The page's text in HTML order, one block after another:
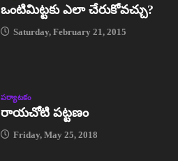
ఒంటిమిట్టకు ఎలా చేరుకోవచ్చు?
Saturday, February 21, 2015
పర్యాటకం
రాయచోటి పట్టణం
Friday, May 25, 2018